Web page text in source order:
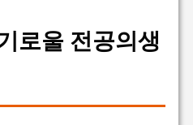
로울 전공의생